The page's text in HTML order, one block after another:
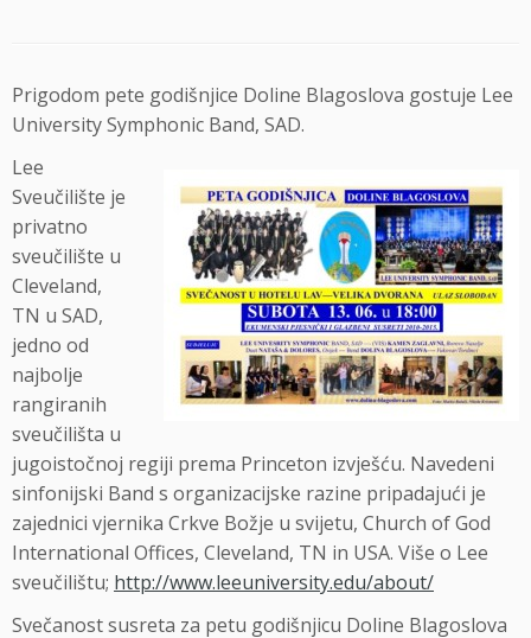
Prigodom pete godišnjice Doline Blagoslova gostuje Lee
University Symphonic Band, SAD.
Lee
Sveučilište je
privatno
sveučilište u
Cleveland,
TN u SAD,
jedno od
najbolje
rangiranih
sveučilišta u
jugoistočnoj regiji prema Princeton izvješću. Navedeni
sinfonijski Band s organizacijske razine pripadajući je
zajednici vjernika Crkve Božje u svijetu, Church of God
International Offices, Cleveland, TN in USA. Više o Lee
sveučilištu; http://www.leeuniversity.edu/about/
Svečanost susreta za petu godišnjicu Doline Blagoslova